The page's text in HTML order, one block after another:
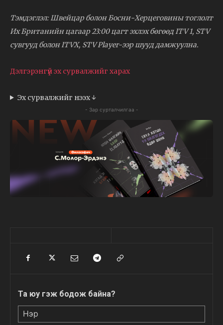
Тэмдэглэл: Швейцар болон Босни-Херцеговины тоглолт
Их Британийн цагаар 23:00 цагт эхлэх бөгөөд ITV 1, STV
сувгууд болон ITVX, STV Player-ээр шууд дамжуулна.
Дэлгэрэнгүй эх сурвалжийг харах
Эх сурвалжийг нээх ↓
- Зар сурталчилгаа -
Та юу гэж бодож байна?